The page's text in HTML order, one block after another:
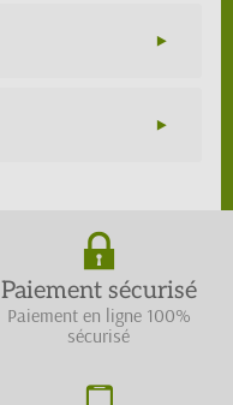
Paiement sécurisé
Paiement en ligne 100%
sécurisé